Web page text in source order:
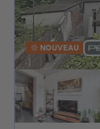
NOUVEAU